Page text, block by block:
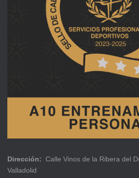
Dirección: Calle Vinos de la Ribera del
Valladolid